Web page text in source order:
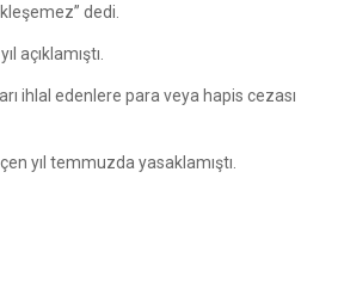
dedi.
açıklamıştı.
ihlal edenlere para veya hapis cezası
yıl temmuzda yasaklamıştı.